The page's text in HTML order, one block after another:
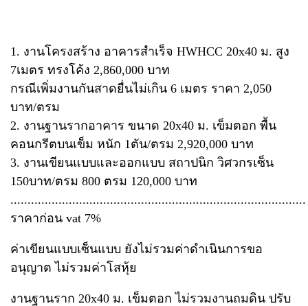
1. งานโครงสร้าง อาคารสำเร็จ HWHCC 20x40 ม. สูง
7เมตร ทรงโค้ง 2,860,000 บาท
กรณีเพิ่มงานกันสาดยื่นไม่เกิน 6 เมตร ราคา 2,050
บาท/ตรม
2. งานฐานรากอาคาร ขนาด 20x40 ม. เข็มตอก พื้น
คอนกรีตบนเข็ม หนัก 1ตัน/ตรม 2,920,000 บาท
3. งานเขียนแบบและออกแบบ สถาปนิก วิศวกรเซ็น
150บาท/ตรม 800 ตรม 120,000 บาท
......................................................................................
ราคาก่อน vat 7%
ค่าเขียนแบบเซ็นแบบ ยังไม่รวมค่าดำเนินการขอ
อนุญาต ไม่รวมค่าโสหุ้ย
งานฐานราก 20x40 ม. เข็มตอก ไม่รวมงานถมดิน ปรับ